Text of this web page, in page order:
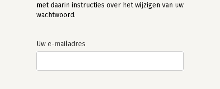
met daarin instructies over het wijzigen van uw
wachtwoord.
Uw e-mailadres